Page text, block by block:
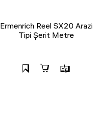
Ermenrich Reel SX20 Arazi
Tipi Şerit Metre